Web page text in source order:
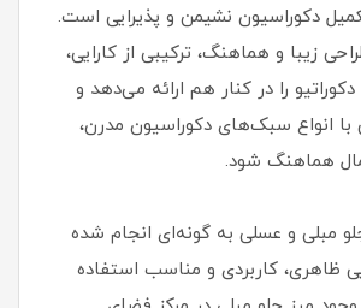
دکوراسیون نشیمن و پذیرایی است.
زیبا و هماهنگ، ترکیبی از کارایی،
را در کنار هم ارائه می‌دهد و
با انواع سبک‌های دکوراسیون مدرن،
هماهنگ شود.
مبلی و عسلی به گونه‌ای انجام شده
ظاهری، کاربردی و مناسب استفاده